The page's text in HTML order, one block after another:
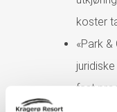
koster
«Park
fast